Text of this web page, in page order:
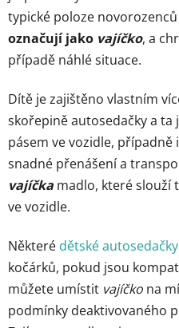
typické poloze
označují jako vajíčko, a
případě náhlé situace.
Dítě je zajištěno vlastním
skořepině autosedačky a
pásem ve vozidle,
snadné přenášení a
vajíčka madlo, které slouží
ve vozidle.
Některé dětské autosedačky
kočárků, pokud jsou
můžete umístit vajíčko na
podmínky deaktivovaného